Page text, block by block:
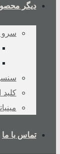
دیگر
سرو
کلید
تماس با ما